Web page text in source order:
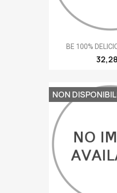
BE 100%
NON